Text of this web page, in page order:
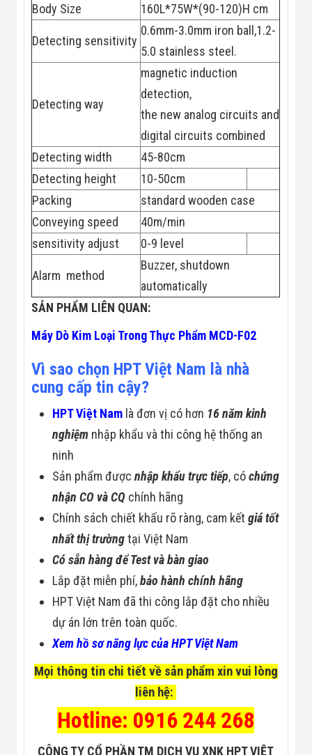
Thực Phẩm
Máy Dò Kim
Loại Công
Thiết Bị Công
Đo Lực - Sức
Nén
Máy Kiểm Tra
Khuyết Tật
Vết Nứt Sản
Phẩm
Bo Mạch Điện
Súng Bắn
Robot AI
Cổng Dò Kim
Máy Soi Hành
Lý (X-Ray)
Nhận Diện
Khuôn Mặt
Hệ Thống Điện
Thiết Bị Theo
Ngành
Thực Phẩm
Thiết Bị Ngành
Công Nghiệp
Thiết Bị Ngành
Giáo Dục
Thiết Bị Ngành
Xách
Dự Án Triển
Dự Án Ngành
Thủy Sản
Dự Án Ngành
Thực Phẩm
Body Size
160L*75W*(90-120)H cm
Detecting sensitivity
0.6mm-3.0mm iron ball,1.2-
5.0 stainless steel.
Detecting way
magnetic induction
detection,
the new analog circuits and
digital circuits combined
Detecting width
45-80cm
Detecting height
10-50cm
Packing
standard wooden case
Conveying speed
40m/min
sensitivity adjust
0-9 level
Alarm method
Buzzer, shutdown
automatically
SẢN PHẨM LIÊN QUAN:
Máy Dò Kim Loại Trong Thực Phẩm MCD-F02
Vì sao chọn HPT Việt Nam là nhà
cung cấp tin cậy?
HPT Việt Nam là đơn vị có hơn 16 năm kinh
nghiệm nhập khẩu và thi công hệ thống an
ninh
Sản phẩm đượcnhập khẩu trực tiếp, cóchứng
nhận CO và CQ chính hãng
Chính sách chiết khấu rõ ràng, cam kếtgiá tốt
nhất thị trườngtại Việt Nam
Có sẵn hàng để Test và bàn giao
Lắp đặt miễn phí,bảo hành chính hãng
HPT Việt Nam đã thi công lắp đặt cho nhiều
dự án lớn trên toàn quốc.
Xem hồ sơ năng lực của HPT Việt Nam
Mọi thông tin chi tiết về sản phẩm xin vui lòng
liên hệ:
Hotline: 0916 244 268
CÔNG TY CỔ PHẦN TM DỊCH VỤ XNK HPT VIỆT